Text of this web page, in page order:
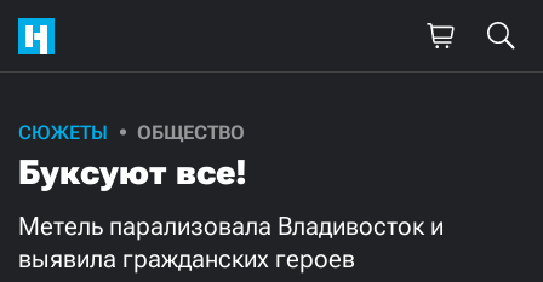
СЮЖЕТЫ ОБЩЕСТВО
Буксуют все!
Метель парализовала Владивосток и
выявила гражданских героев
Поддержите
нашу работу!
Ежемесячно Разово